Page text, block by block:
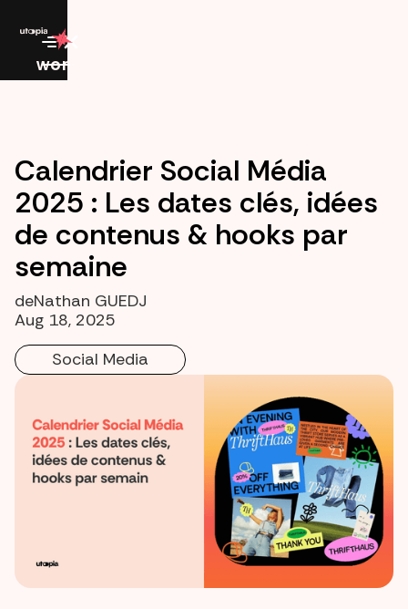
work
Calendrier Social Média
2025 : Les dates clés, idées
de contenus & hooks par
semaine
deNathan GUEDJ
Aug 18, 2025
Social Media